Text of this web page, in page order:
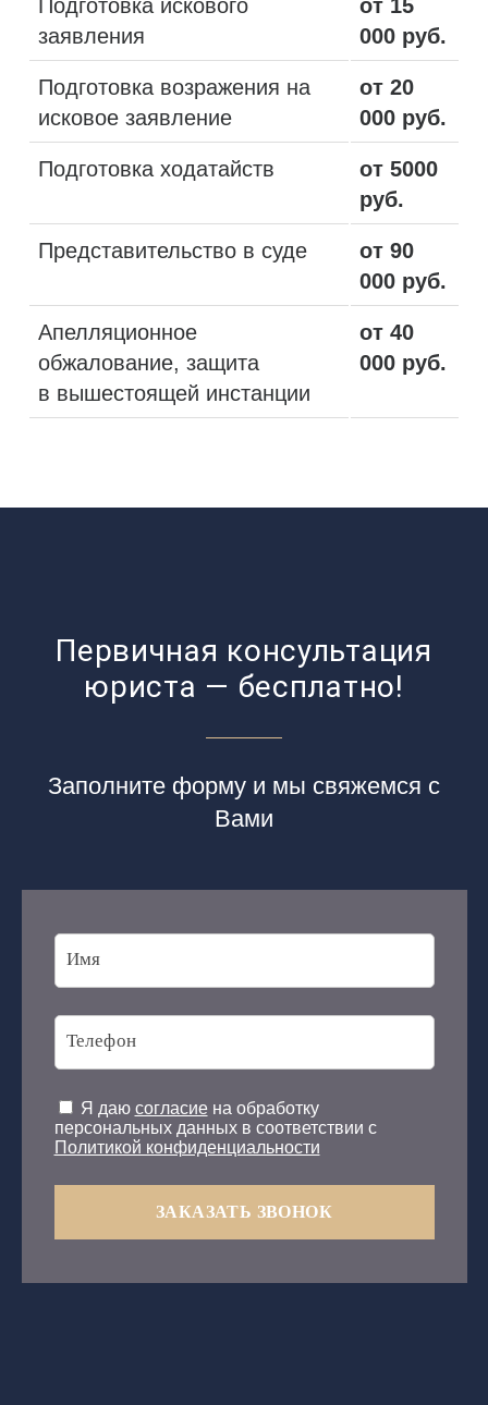
Подготовка искового
заявления
от 15
000 руб.
Подготовка возражения на
исковое заявление
от 20
000 руб.
Подготовка ходатайств
от 5000
руб.
Представительство в суде
от 90
000 руб.
Апелляционное
обжалование, защита
в вышестоящей инстанции
от 40
000 руб.
Первичная консультация
юриста — бесплатно!
Заполните форму и мы свяжемся с
Вами
Я даю согласиена обработку
персональных данных в соответствии с
Политикой конфиденциальности
ЗАКАЗАТЬ ЗВОНОК